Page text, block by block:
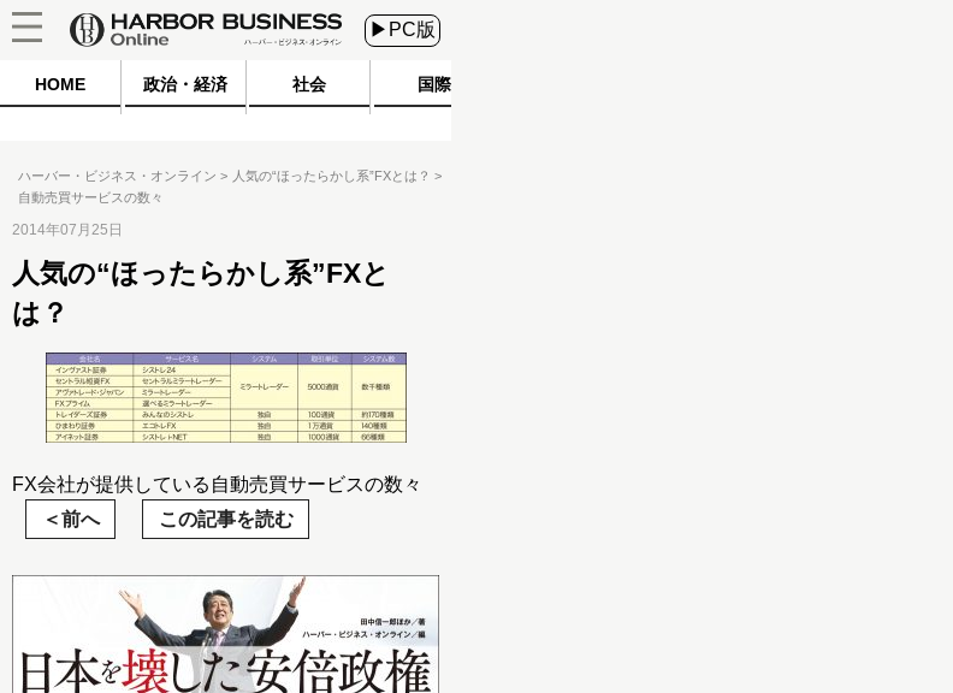
▶PC版
HOME 政治・経済 社会 国際
ハーバー・ビジネス・オンライン
人気の“ほったらかし系”FXとは？
自動売買サービスの数々
2014年07月25日
人気の“ほったらかし系”FXと
は？
FX会社が提供している自動売買サービスの数々
前へ
この記事を読む